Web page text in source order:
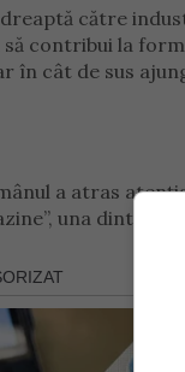
către
să contribui la
în cât de sus
a atras
una dintre